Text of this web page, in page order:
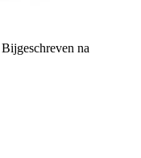
Bijgeschreven na